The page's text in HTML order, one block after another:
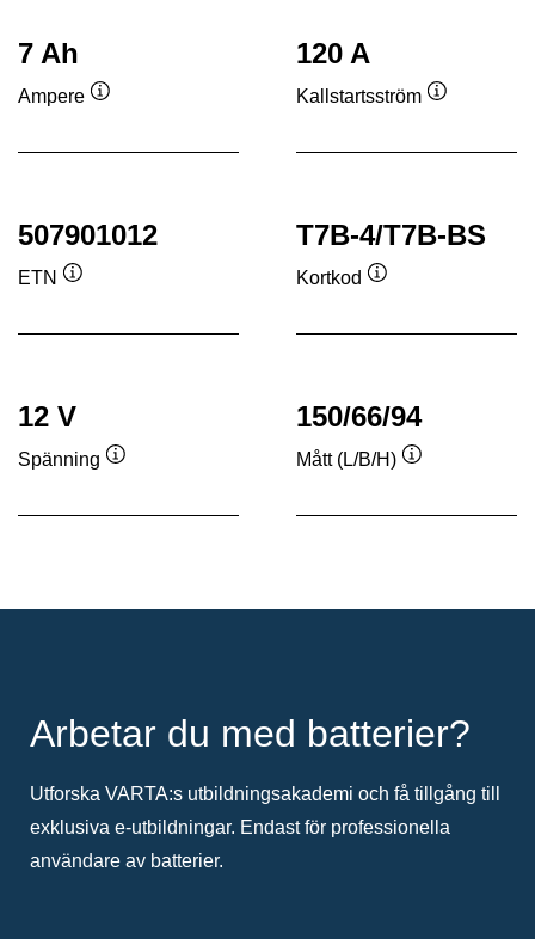
7 Ah
Ampere
120 A
Kallstartsström
507901012
ETN
T7B-4/T7B-BS
Kortkod
12 V
Spänning
150/66/94
Mått (L/B/H)
Arbetar du med batterier?
Utforska VARTA:s utbildningsakademi och få tillgång till
exklusiva e-utbildningar. Endast för professionella
användare av batterier.